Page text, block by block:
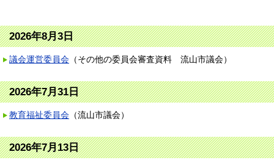
2026年8月3日
議会運営委員会 （その他の委員会審査資料 流山市議会）
2026年7月31日
教育福祉委員会 （流山市議会）
2026年7月13日